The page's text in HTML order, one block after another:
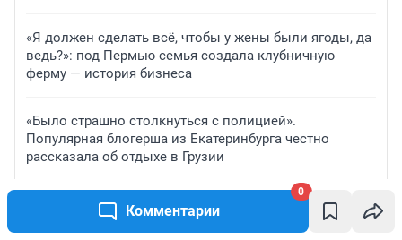
Комментарии
0
«Я должен сделать всё, чтобы у жены были ягоды, да
ведь?»: под Пермью семья создала клубничную
ферму — история бизнеса
«Было страшно столкнуться с полицией».
Популярная блогерша из Екатеринбурга честно
рассказала об отдыхе в Грузии
Сыграем в «Ромашку»? Простая головоломка,
которая взбодрит мозг не хуже кофе